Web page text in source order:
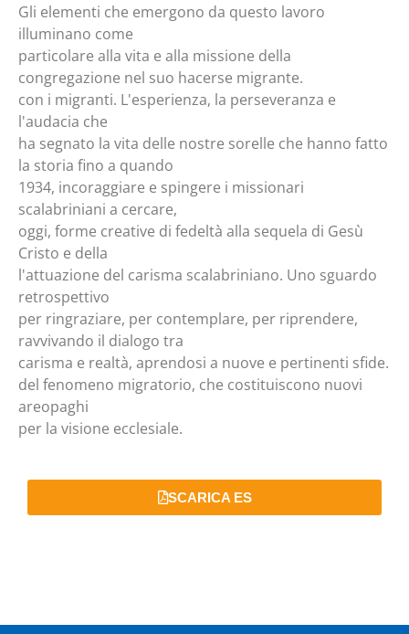
Gli elementi che emergono da questo lavoro
illuminano come
particolare alla vita e alla missione della
congregazione nel suo hacerse migrante.
con i migranti. L'esperienza, la perseveranza e
l'audacia che
ha segnato la vita delle nostre sorelle che hanno fatto
la storia fino a quando
1934, incoraggiare e spingere i missionari
scalabriniani a cercare,
oggi, forme creative di fedeltà alla sequela di Gesù
Cristo e della
l'attuazione del carisma scalabriniano. Uno sguardo
retrospettivo
per ringraziare, per contemplare, per riprendere,
ravvivando il dialogo tra
carisma e realtà, aprendosi a nuove e pertinenti sfide.
del fenomeno migratorio, che costituiscono nuovi
areopaghi
per la visione ecclesiale.
SCARICA ES